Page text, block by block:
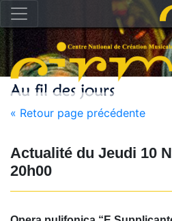
« Retour page précédente
Actualité du Jeudi 10
20h00